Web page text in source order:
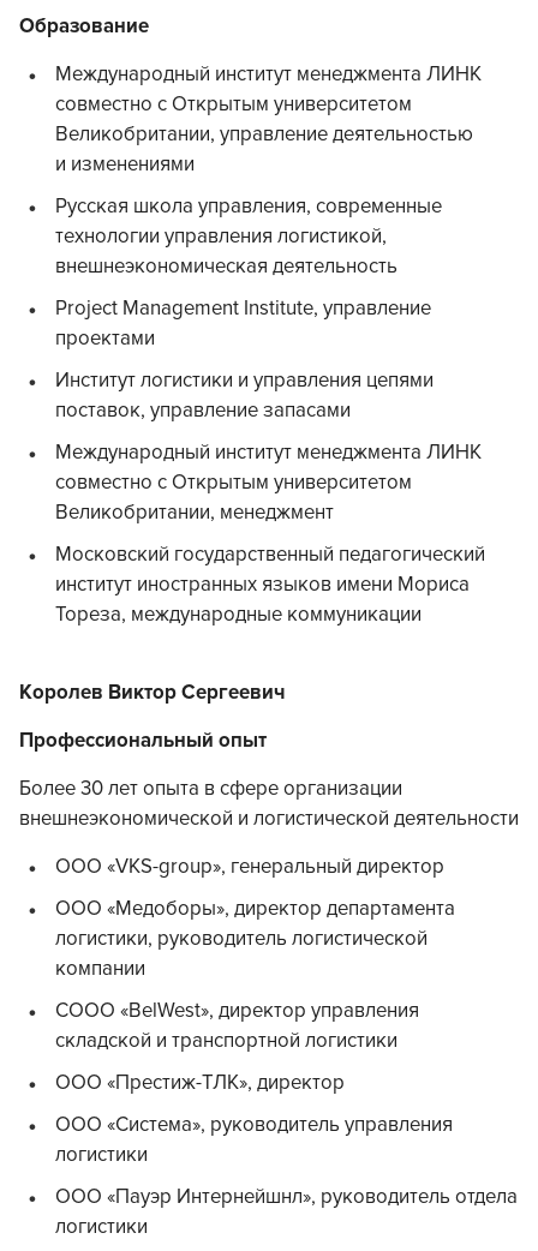
Образование
Международный институт менеджмента ЛИНК
совместно с Открытым университетом
Великобритании, управление деятельностью
и изменениями
Русская школа управления, современные
технологии управления логистикой,
внешнеэкономическая деятельность
Project Management Institute, управление
проектами
Институт логистики и управления цепями
поставок, управление запасами
Международный институт менеджмента ЛИНК
совместно с Открытым университетом
Великобритании, менеджмент
Московский государственный педагогический
институт иностранных языков имени Мориса
Тореза, международные коммуникации
Королев Виктор Сергеевич
Профессиональный опыт
Более 30 лет опыта в сфере организации
внешнеэкономической и логистической деятельности
ООО «VKS-group», генеральный директор
ООО «Медоборы», директор департамента
логистики, руководитель логистической
компании
СООО «BelWest», директор управления
складской и транспортной логистики
ООО «Престиж-ТЛК», директор
ООО «Система», руководитель управления
логистики
ООО «Пауэр Интернейшнл», руководитель отдела
логистики